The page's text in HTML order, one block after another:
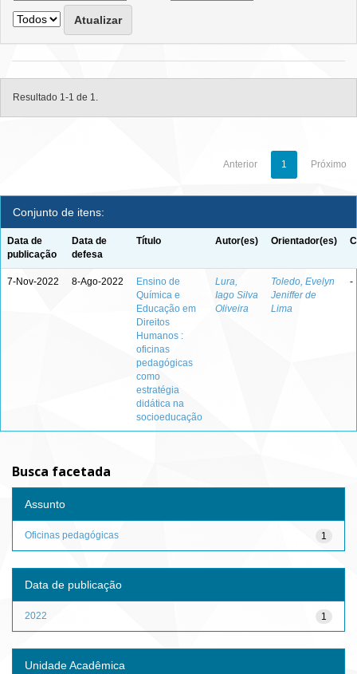
Resultado 1-1 de 1.
Anterior 1 Próximo
Conjunto de itens:
Data de
publicação
Data de
defesa
Título Autor(es) Orientador(es)
7-Nov-2022 8-Ago-2022
Ensino de
Química e
Educação em
Direitos
Humanos :
oficinas
pedagógicas
como
estratégia
didática na
socioeducação
Lura,
Iago Silva
Oliveira
Toledo, Evelyn
Jeniffer de
Lima
-
Busca facetada
Assunto
1
Oficinas pedagógicas
Data de publicação
1
2022
Unidade Acadêmica